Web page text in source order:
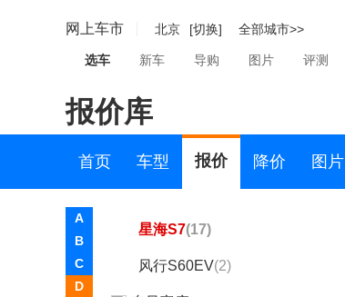
网上车市 北京 [切换] 全部城市>>
选车 新车 导购 图片 评测
报价库
首页 车型 报价 降价 图片
A
B
C
D
风行·游艇
风行雷霆(10)
星海V9
星海S7(17)
风行S60EV(2)